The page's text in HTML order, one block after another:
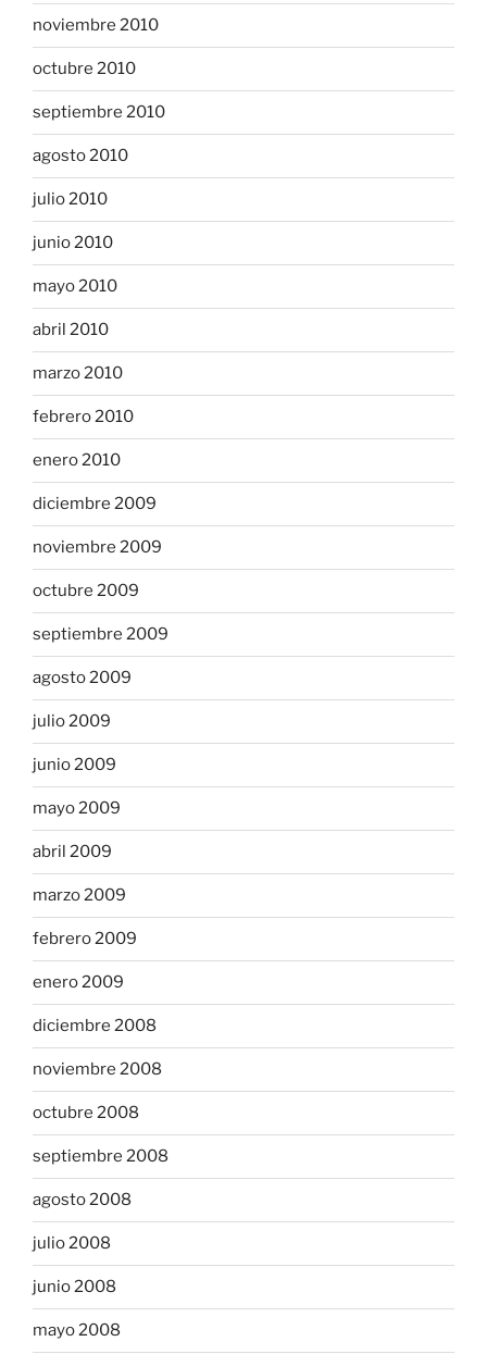
noviembre 2010
octubre 2010
septiembre 2010
agosto 2010
julio 2010
junio 2010
mayo 2010
abril 2010
marzo 2010
febrero 2010
enero 2010
diciembre 2009
noviembre 2009
octubre 2009
septiembre 2009
agosto 2009
julio 2009
junio 2009
mayo 2009
abril 2009
marzo 2009
febrero 2009
enero 2009
diciembre 2008
noviembre 2008
octubre 2008
septiembre 2008
agosto 2008
julio 2008
junio 2008
mayo 2008